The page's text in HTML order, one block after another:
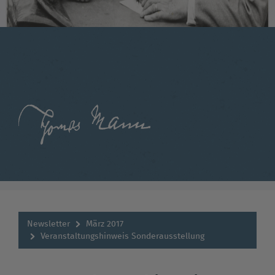
Newsletter
März 2017
Veranstaltungshinweis Sonderausstellung